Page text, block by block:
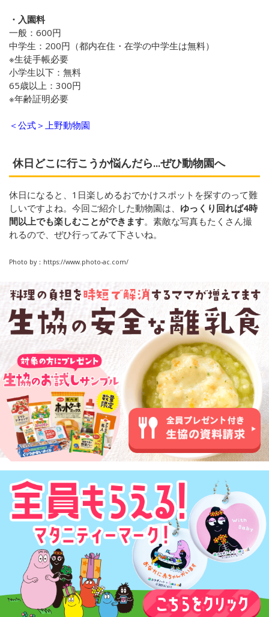
・入園料
一般：600円
中学生：200円（都内在住・在学の中学生は無料）
※生徒手帳必要
小学生以下：無料
65歳以上：300円
※年齢証明必要
＜公式＞上野動物園
休日どこに行こうか悩んだら...ぜひ動物園へ
休日になると、1日楽しめるおでかけスポットを探すのって難
しいですよね。今回ご紹介した動物園は、 ゆっくり回れば4時
間以上でも楽しむことができます。素敵な写真もたくさん撮
れるので、ぜひ行ってみて下さいね。
Photo by：https://www.photo-ac.com/